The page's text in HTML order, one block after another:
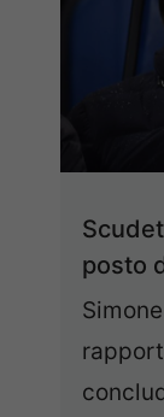
posto